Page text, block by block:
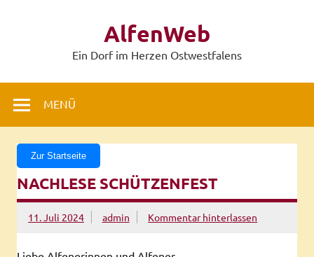
AlfenWeb
Ein Dorf im Herzen Ostwestfalens
MENÜ
Zur Startseite
NACHLESE SCHÜTZENFEST
11. Juli 2024 admin Kommentar hinterlassen